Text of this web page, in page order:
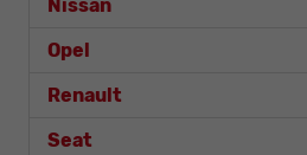
Nissan
Opel
Renault
Seat